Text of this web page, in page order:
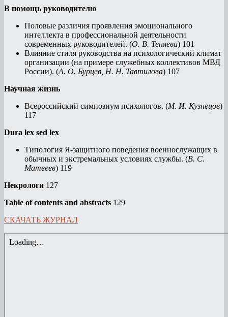
В помощь руководителю
Половые различия проявления эмоционального
интеллекта в профессиональной деятельности
современных руководителей. (О. В. Теняева) 101
Влияние стиля руководства на психологический климат
организации (на примере служебных коллективов МВД
России). (А. О. Бурцев, Н. Н. Тавтилова) 107
Научная жизнь
Всероссийский симпозиум психологов. (М. И. Кузнецов)
117
Dura lex sed lex
Типология Я-защитного поведения военнослужащих в
обычных и экстремальных условиях службы. (В. С.
Матвеев) 119
Некрологи 127
Table of contents and abstracts 129
СКАЧАТЬ ЖУРНАЛ